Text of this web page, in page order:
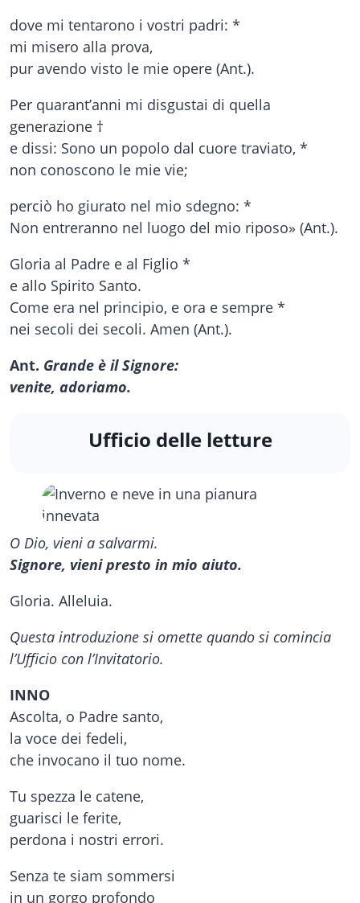
dove mi tentarono i vostri padri: *
mi misero alla prova,
pur avendo visto le mie opere (Ant.).
Per quarant’anni mi disgustai di quella
generazione †
e dissi: Sono un popolo dal cuore traviato, *
non conoscono le mie vie;
perciò ho giurato nel mio sdegno: *
Non entreranno nel luogo del mio riposo» (Ant.).
Gloria al Padre e al Figlio *
e allo Spirito Santo.
Come era nel principio, e ora e sempre *
nei secoli dei secoli. Amen (Ant.).
Ant. Grande è il Signore:
venite, adoriamo.
Ufficio delle letture
O Dio, vieni a salvarmi.
Signore, vieni presto in mio aiuto.
Gloria. Alleluia.
Questa introduzione si omette quando si comincia
l’Ufficio con l’Invitatorio.
INNO
Ascolta, o Padre santo,
la voce dei fedeli,
che invocano il tuo nome.
Tu spezza le catene,
guarisci le ferite,
perdona i nostri errori.
Senza te siam sommersi
in un gorgo profondo